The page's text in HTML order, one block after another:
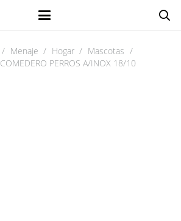
/ Menaje / Hogar / Mascotas /
PERROS A/INOX 18/10